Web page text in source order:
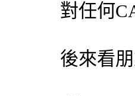
對任何
後來看